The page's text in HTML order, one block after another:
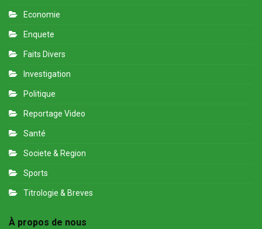
Economie
Enquete
Faits Divers
Investigation
Politique
Reportage Video
Santé
Societe & Region
Sports
Titrologie & Breves
À propos de nous